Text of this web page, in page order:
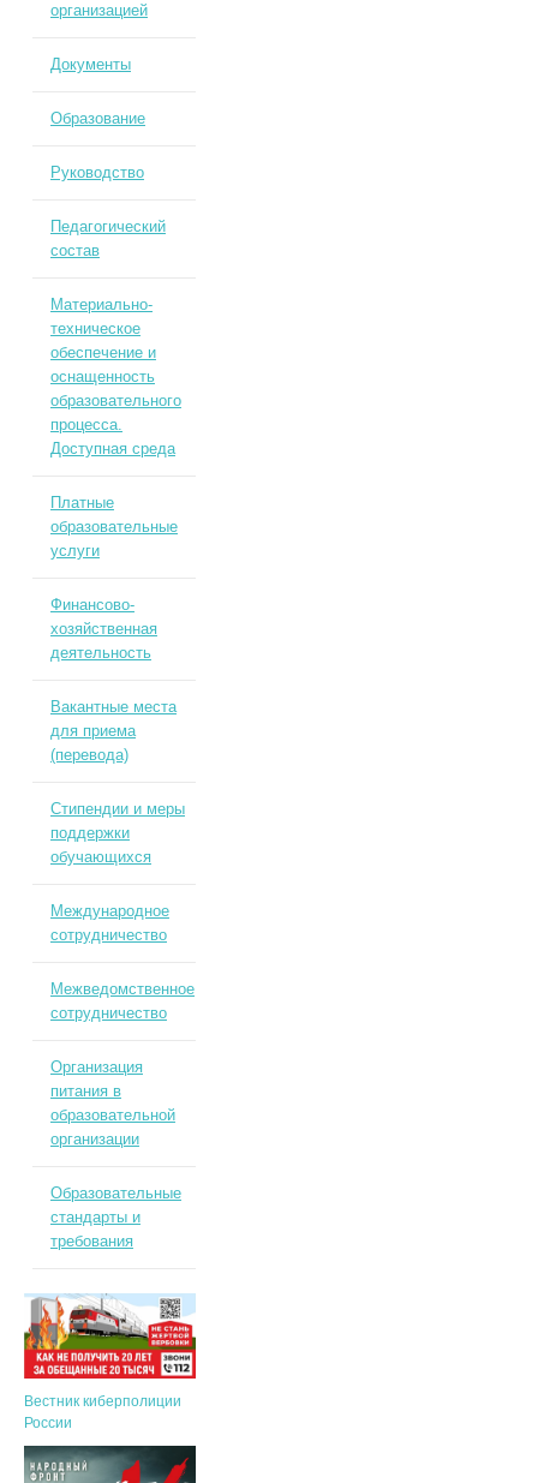
организацией
Документы
Образование
Руководство
Педагогический
состав
Материально-
техническое
обеспечение и
оснащенность
образовательного
процесса.
Доступная среда
Платные
образовательные
услуги
Финансово-
хозяйственная
деятельность
Вакантные места
для приема
(перевода)
Стипендии и меры
поддержки
обучающихся
Международное
сотрудничество
Межведомственное
сотрудничество
Организация
питания в
образовательной
организации
Образовательные
стандарты и
требования
Вестник киберполиции
России